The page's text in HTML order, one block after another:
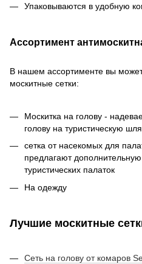
Упаковываются в удобную
Ассортимент
В нашем ассортименте вы
москитные сетки:
Москитка на голову -
голову на туристическую
сетка от насекомых для
предлагают
туристических палаток
На одежду
Лучшие москитные
Сеть на голову от комаров